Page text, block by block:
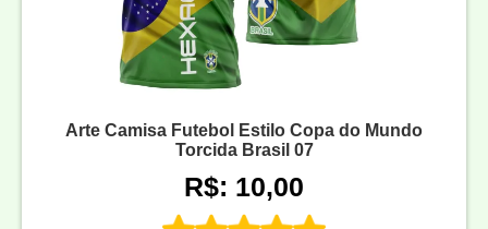
Arte Camisa Futebol Estilo Copa do Mundo
Torcida Brasil 07
R$: 10,00